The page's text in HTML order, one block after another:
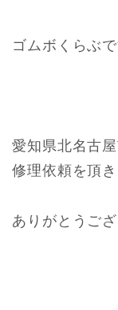
ゴムボくらぶ
愛知県北名古
修理依頼を頂き
ありがとうござ